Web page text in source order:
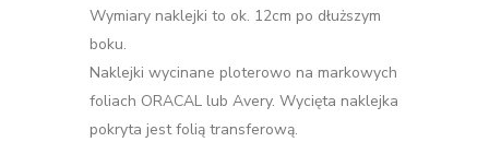
Wymiary naklejki to ok. 12cm po dłuższym
boku.
Naklejki wycinane ploterowo na markowych
foliach ORACAL lub Avery. Wycięta naklejka
pokryta jest folią transferową.